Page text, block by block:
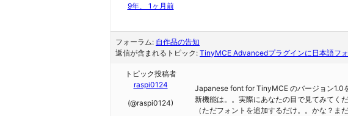
9年、 1ヶ月前
フォーラム: 自作品の告知
返信が含まれるトピック: TinyMCE Advancedプラグインに日本語フ
トピック投稿者
raspi0124
(@raspi0124)
Japanese font for TinyMCE のバージョン1.0
新機能は。。実際にあなたの目で見てみてくだ
（ただフォントを追加するだけ。。かな？ま